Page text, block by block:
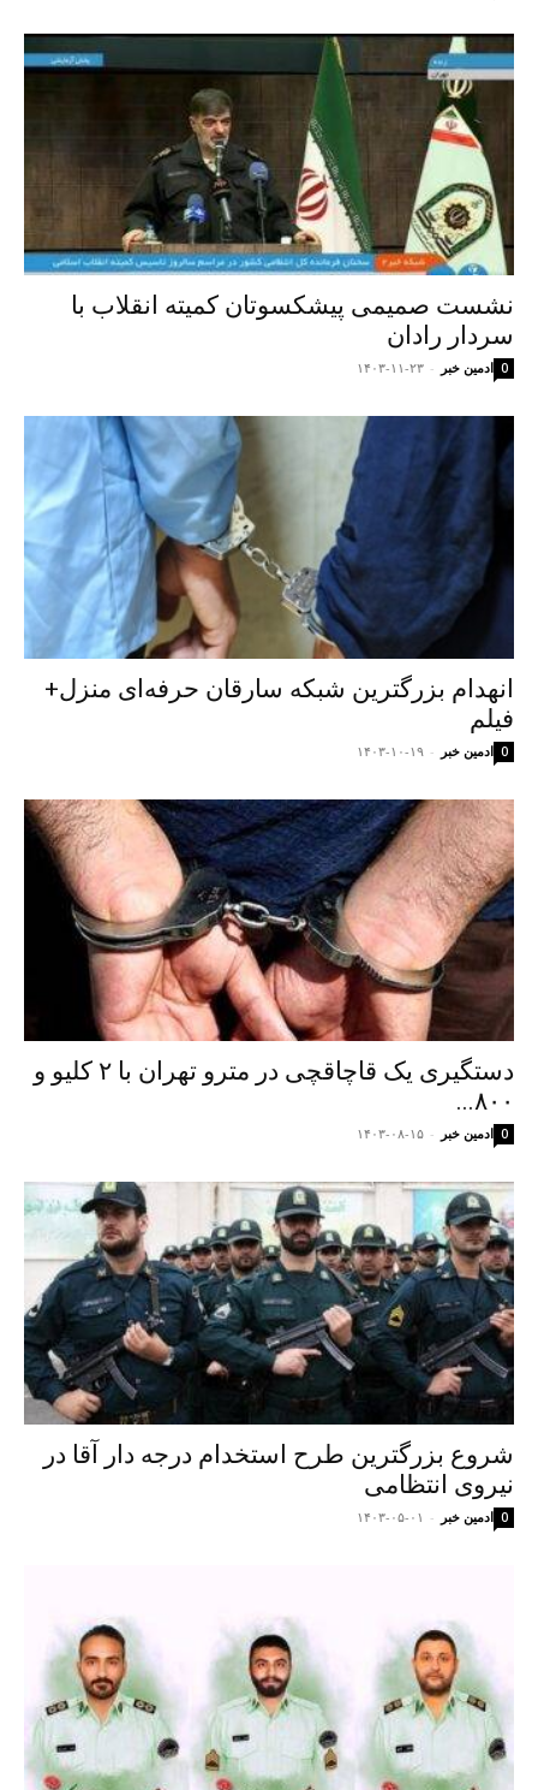
نشست صمیمی پیشکسوتان کمیته انقلاب با
سردار رادان
ادمین خبر - ۱۴۰۳-۱۱-۲۳ 0
انهدام بزرگترین شبکه سارقان حرفه‌ای منزل+
فیلم
ادمین خبر - ۱۴۰۳-۱۰-۱۹ 0
دستگیری یک قاچاقچی در مترو تهران با ۲ کلیو و
۸۰۰...
ادمین خبر - ۱۴۰۳-۰۸-۱۵ 0
شروع بزرگترین طرح استخدام درجه دار آقا در
نیروی انتظامی
ادمین خبر - ۱۴۰۳-۰۵-۰۱ 0